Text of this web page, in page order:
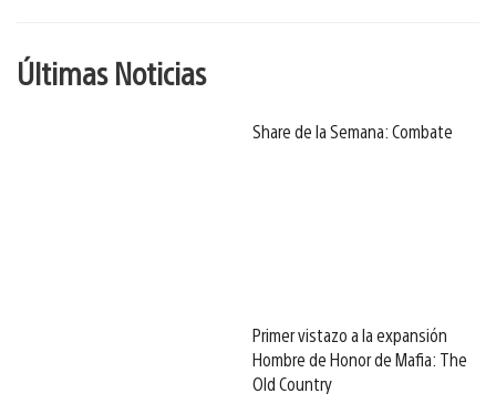
Últimas Noticias
Share de la Semana: Combate
Primer vistazo a la expansión
Hombre de Honor de Mafia: The
Old Country